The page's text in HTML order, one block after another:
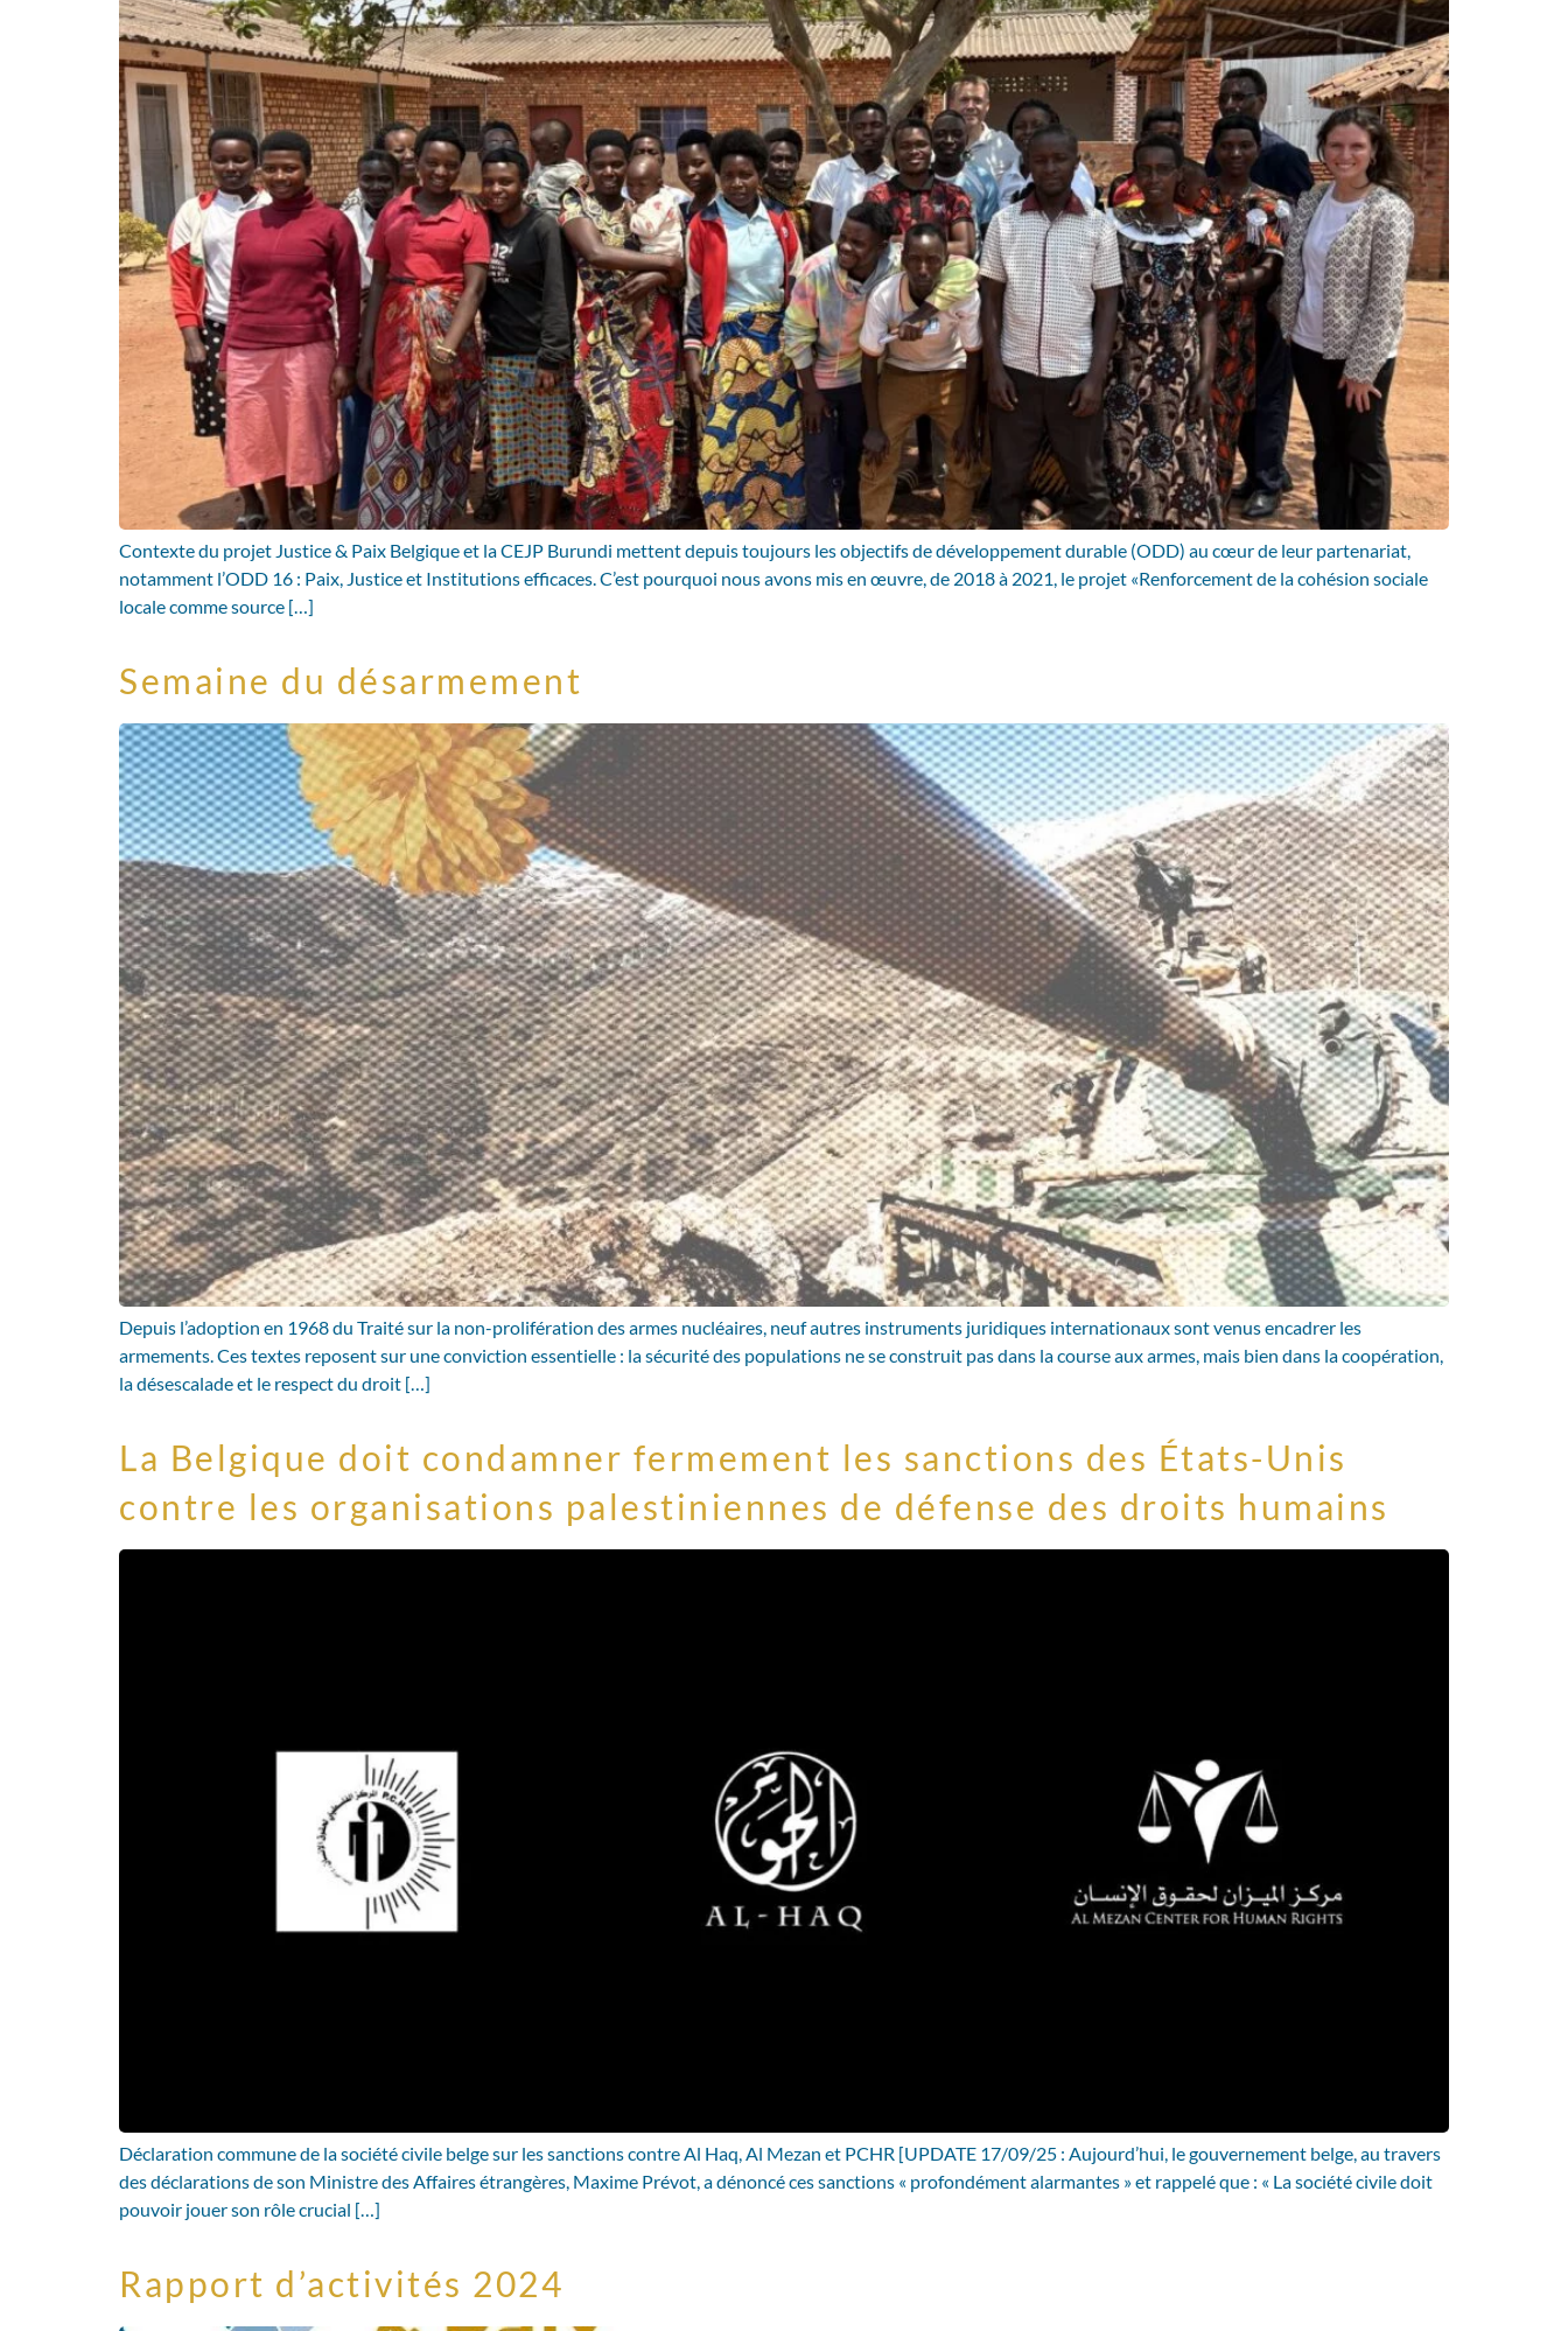
Contexte du projet Justice & Paix Belgique et la CEJP Burundi mettent depuis toujours les objectifs de développement durable (ODD) au cœur de leur partenariat,
notamment l’ODD 16 : Paix, Justice et Institutions efficaces. C’est pourquoi nous avons mis en œuvre, de 2018 à 2021, le projet «Renforcement de la cohésion sociale
locale comme source […]
Semaine du désarmement
Depuis l’adoption en 1968 du Traité sur la non-prolifération des armes nucléaires, neuf autres instruments juridiques internationaux sont venus encadrer les
armements. Ces textes reposent sur une conviction essentielle : la sécurité des populations ne se construit pas dans la course aux armes, mais bien dans la coopération,
la désescalade et le respect du droit […]
La Belgique doit condamner fermement les sanctions des États-Unis
contre les organisations palestiniennes de défense des droits humains
Déclaration commune de la société civile belge sur les sanctions contre Al Haq, Al Mezan et PCHR [UPDATE 17/09/25 : Aujourd’hui, le gouvernement belge, au travers
des déclarations de son Ministre des Affaires étrangères, Maxime Prévot, a dénoncé ces sanctions « profondément alarmantes » et rappelé que : « La société civile doit
pouvoir jouer son rôle crucial […]
Rapport d’activités 2024